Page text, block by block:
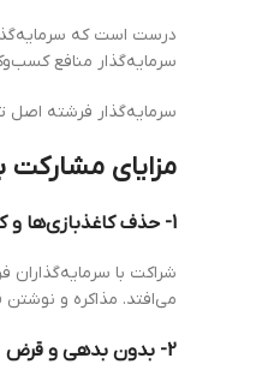
درست است که
سرمایه‌گذار منافع
سرمایه‌گذار فرشته اصل
مزایای مشارکت
1- حذف کاغذبازی‌ها و کارهای اداری
شراکت با
می‌افتد. مذاکره و نوشتن
2- بدون بدهی و قرض